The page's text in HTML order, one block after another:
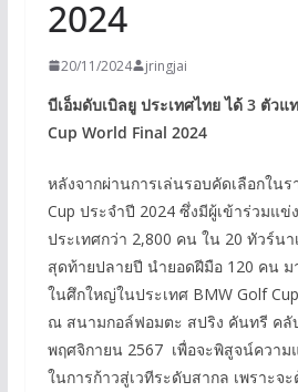
2024
20/11/2024 jringjai
บีเอ็มดับเบิลยู ประเทศไทย ได้ 3 ตัว
Cup World Final 2024
หลังจากผ่านการเล่นรอบคัดเลือกในร
Cup ประจำปี 2024 ซึ่งมีผู้เข้าร่วมแ
ประเทศกว่า 2,800 คน ใน 20 ทัวร์น
สุดท้ายปลายปี นำยอดฝีมือ 120 คน ม
ในศึกใหญ่ในประเทศ BMW Golf
ณ สนามกอล์ฟอมตะ สปริง คันทรี คลั
พฤศจิกายน 2567 เพื่อจะพิสูจน์ความ
ในการก้าวสู่เวทีระดับสากล เพราะจ